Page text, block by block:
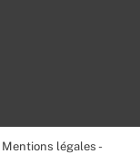
Mentions légales -